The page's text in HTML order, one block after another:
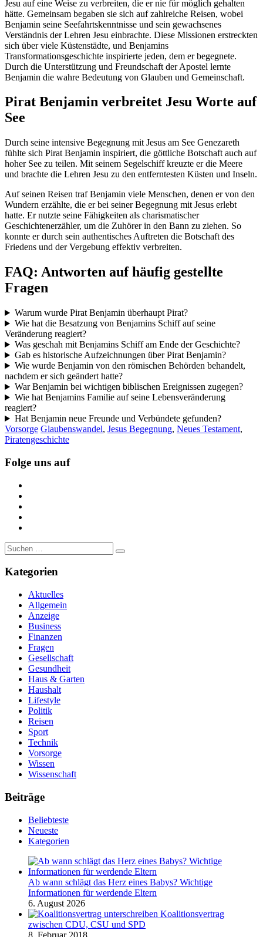
Jesu auf eine Weise zu verbreiten, die er nie für möglich gehalten
hätte. Gemeinsam begaben sie sich auf zahlreiche Reisen, wobei
Benjamin seine Seefahrtskenntnisse und sein gewachsenes
Verständnis der Lehren Jesu einbrachte. Diese Missionen erstreckten
sich über viele Küstenstädte, und Benjamins
Transformationsgeschichte inspirierte jeden, dem er begegnete.
Durch die Unterstützung und Freundschaft der Apostel lernte
Benjamin die wahre Bedeutung von Glauben und Gemeinschaft.
Pirat Benjamin verbreitet Jesu Worte auf
See
Durch seine intensive Begegnung mit Jesus am See Genezareth
fühlte sich Pirat Benjamin inspiriert, die göttliche Botschaft auch auf
hoher See zu teilen. Mit seinem Segelschiff kreuzte er die Meere
und brachte die Lehren Jesu zu den entferntesten Küsten und Inseln.
Auf seinen Reisen traf Benjamin viele Menschen, denen er von den
Wundern erzählte, die er bei seiner Begegnung mit Jesus erlebt
hatte. Er nutzte seine Fähigkeiten als charismatischer
Geschichtenerzähler, um die Zuhörer in den Bann zu ziehen. So
konnte er durch sein authentisches Auftreten die Botschaft des
Friedens und der Vergebung effektiv verbreiten.
FAQ: Antworten auf häufig gestellte
Fragen
Warum wurde Pirat Benjamin überhaupt Pirat?
Wie hat die Besatzung von Benjamins Schiff auf seine
Veränderung reagiert?
Was geschah mit Benjamins Schiff am Ende der Geschichte?
Gab es historische Aufzeichnungen über Pirat Benjamin?
Wie wurde Benjamin von den römischen Behörden behandelt,
nachdem er sich geändert hatte?
War Benjamin bei wichtigen biblischen Ereignissen zugegen?
Wie hat Benjamins Familie auf seine Lebensveränderung
reagiert?
Hat Benjamin neue Freunde und Verbündete gefunden?
Vorsorge Glaubenswandel, Jesus Begegnung, Neues Testament,
Piratengeschichte
Folge uns auf
Suche
nach:
Kategorien
Aktuelles
Allgemein
Anzeige
Business
Finanzen
Fragen
Gesellschaft
Gesundheit
Haus & Garten
Haushalt
Lifestyle
Politik
Reisen
Sport
Technik
Vorsorge
Wissen
Wissenschaft
Beiträge
Beliebteste
Neueste
Kategorien
Ab wann schlägt das Herz eines Babys? Wichtige
Informationen für werdende Eltern
6. August 2026
Koalitionsvertrag
zwischen CDU, CSU und SPD
8. Februar 2018